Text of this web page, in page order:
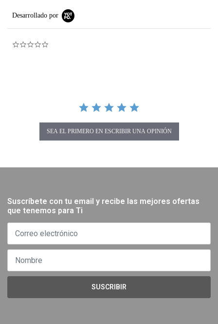
Desarrollado por
SEA EL PRIMERO EN ESCRIBIR UNA OPINIÓN
Suscríbete con tu email y recibe las mejores ofertas
que tenemos para Ti
SUSCRIBIR